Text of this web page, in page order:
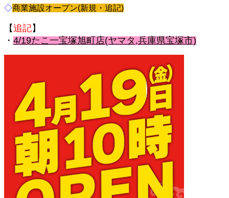
◇商業施設オープン(新規・追記)
【追記】
・ 4/19たこ一宝塚旭町店(ヤマタ,兵庫県宝塚市)